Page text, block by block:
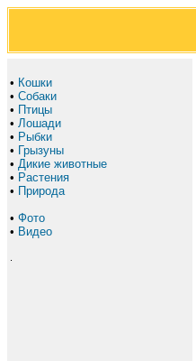
• Кошки
• Собаки
• Птицы
• Лошади
• Рыбки
• Грызуны
• Дикие животные
• Растения
• Природа
• Фото
• Видео